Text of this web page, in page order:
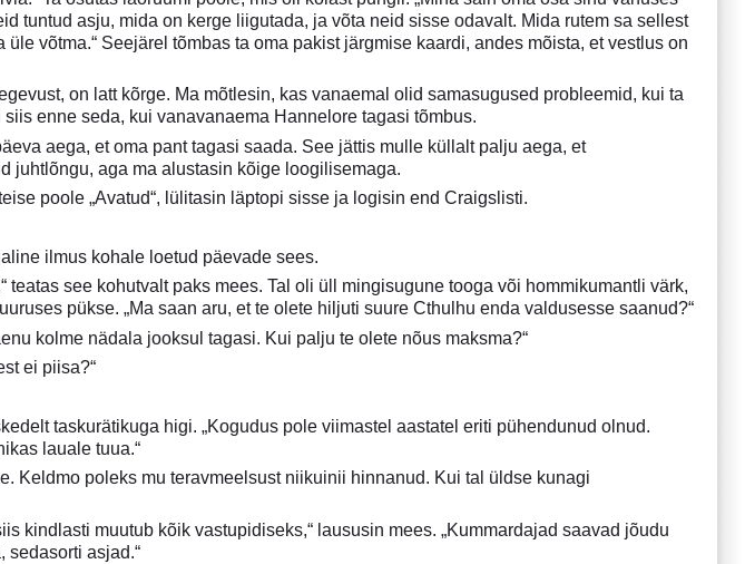
tuntud asju, mida on kerge liigutada, ja võta neid sisse odavalt. Mida rutem sa sellest
võtma.“ Seejärel tõmbas ta oma pakist järgmise kaardi, andes mõista, et vestlus on
on latt kõrge. Ma mõtlesin, kas vanaemal olid samasugused probleemid, kui ta
enne seda, kui vanavanaema Hannelore tagasi tõmbus.
aega, et oma pant tagasi saada. See jättis mulle küllalt palju aega, et
juhtlõngu, aga ma alustasin kõige loogilisemaga.
poole „Avatud“, lülitasin läptopi sisse ja logisin end Craigslisti.
ilmus kohale loetud päevade sees.
teatas see kohutvalt paks mees. Tal oli üll mingisugune tooga või hommikumantli värk,
pükse. „Ma saan aru, et te olete hiljuti suure Cthulhu enda valdusesse saanud?“
kolme nädala jooksul tagasi. Kui palju te olete nõus maksma?“
ei piisa?“
taskurätikuga higi. „Kogudus pole viimastel aastatel eriti pühendunud olnud.
lauale tuua.“
Keldmo poleks mu teravmeelsust niikuinii hinnanud. Kui tal üldse kunagi
kindlasti muutub kõik vastupidiseks,“ laususin mees. „Kummardajad saavad jõudu
sedasorti asjad.“